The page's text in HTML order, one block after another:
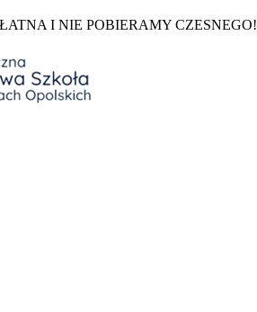
I NIE POBIERAMY CZESNEGO!